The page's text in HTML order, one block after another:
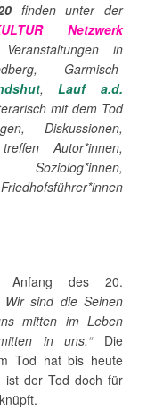
finden unter der
Netzwerk
in
Garmisch-
,Lauf a.d.
mit dem Tod
Diskussionen,
Autor*innen,
Soziolog*innen,
Anfang des 20.
sind die Seinen
mitten im Leben
in uns.“Die
Tod hat bis heute
ist der Tod doch für